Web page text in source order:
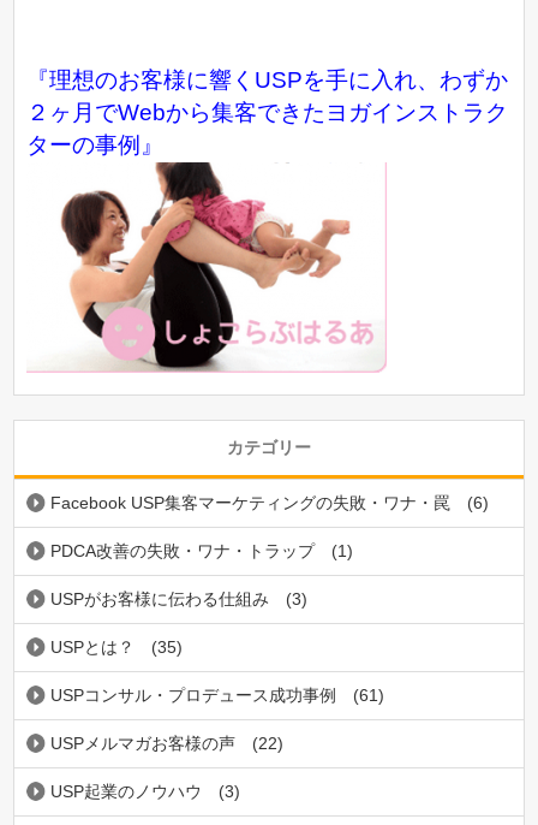
『理想のお客様に響くUSPを手に入れ、わずか
２ヶ月でWebから集客できたヨガインストラク
ターの事例』
カテゴリー
Facebook USP集客マーケティングの失敗・ワナ・罠 (6)
PDCA改善の失敗・ワナ・トラップ (1)
USPがお客様に伝わる仕組み (3)
USPとは？ (35)
USPコンサル・プロデュース成功事例 (61)
USPメルマガお客様の声 (22)
USP起業のノウハウ (3)